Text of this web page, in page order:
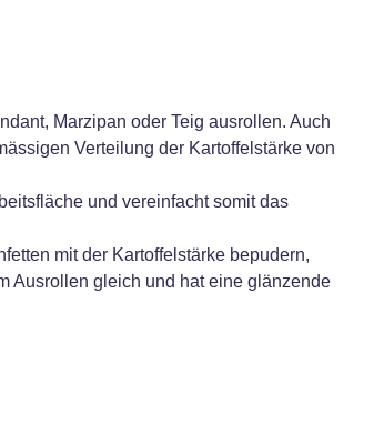
Marzipan oder Teig ausrollen. Auch
Verteilung der Kartoffelstärke von
und vereinfacht somit das
mit der Kartoffelstärke bepudern,
Ausrollen gleich und hat eine glänzende